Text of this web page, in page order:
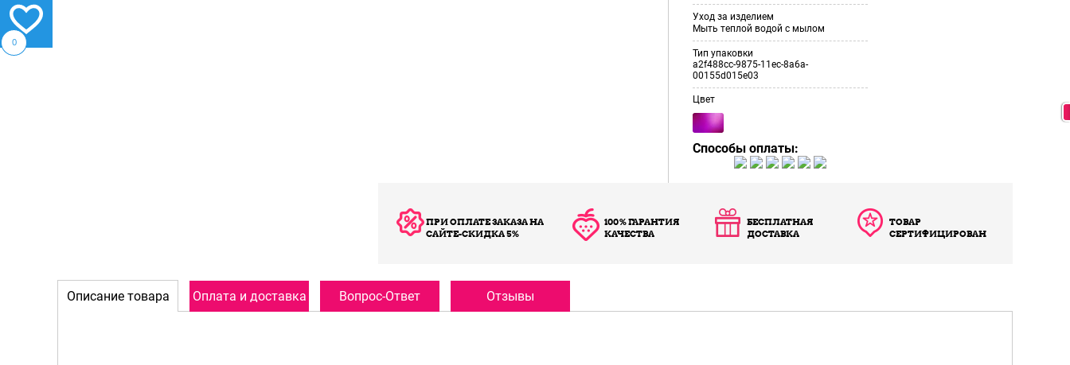
Уход за изделием
Мыть теплой водой с мылом
Тип упаковки
a2f488cc-9875-11ec-8a6a-
00155d015e03
Цвет
Способы оплаты:
ПРИ ОПЛАТЕ ЗАКАЗА НА
САЙТЕ-СКИДКА 5%
100% ГАРАНТИЯ
КАЧЕСТВА
БЕСПЛАТНАЯ
ДОСТАВКА
ТОВАР
СЕРТИФИЦИРОВАН
Описание товара Оплата и доставка Вопрос-Ответ Отзывы
0